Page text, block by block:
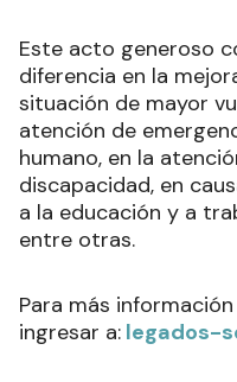
Este acto generoso
diferencia en la
situación de mayor
atención de
humano, en la
discapacidad, en
a la educación y a
entre otras.
Para más
ingresar a: legados-